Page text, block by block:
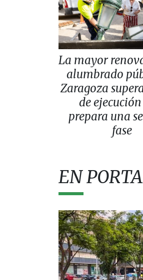
La mayor
alumbrado
Zaragoza
de
prepara una
fase
EN